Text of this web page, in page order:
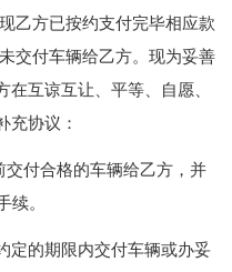
乙方已按约支付完毕相应款
交付车辆给乙方。现为妥善
互谅互让、平等、自愿、
充协议：
付合格的车辆给乙方，并
续。
的期限内交付车辆或办妥